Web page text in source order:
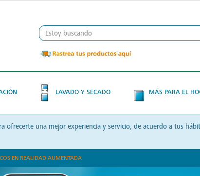
LAVADO Y SECADO MÁS PARA EL
ofrecerte una mejor experiencia y servicio, de acuerdo a tus
EN REALIDAD AUMENTADA